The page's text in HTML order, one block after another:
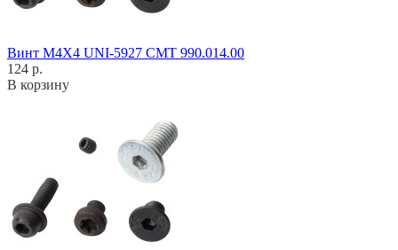
Винт M4X4 UNI-5927 CMT 990.014.00
124 р.
В корзину